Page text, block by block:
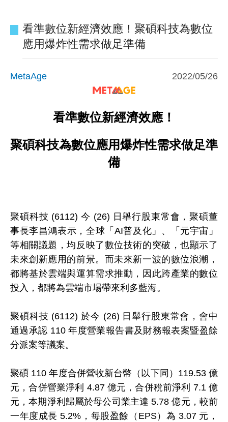
看準數位新經濟效應！聚碩科技為數位
應用爆炸性需求做足準備
MetaAge 2022/05/26
看準數位新經濟效應！
聚碩科技為數位應用爆炸性需求做足準
備
聚碩科技 (6112) 今 (26) 日舉行股東常會，聚碩董
事長李昌鴻表示，全球「AI普及化」、「元宇宙」
等相關議題，均反映了數位技術的突破，也顯示了
未來創新應用的前景。而未來新一波的數位浪潮，
都將基於雲端與運算需求推動，因此跨產業的數位
投入，都將為雲端市場帶來利多藍海。
聚碩科技 (6112) 於今 (26) 日舉行股東常會，會中
通過承認 110 年度營業報告書及財務報表案暨盈餘
分派案等議案。
聚碩 110 年度合併營收新台幣（以下同）119.53 億
元，合併營業淨利 4.87 億元，合併稅前淨利 7.1 億
元，本期淨利歸屬於母公司業主達 5.78 億元，較前
一年度成長 5.2%，每股盈餘（EPS）為 3.07 元，